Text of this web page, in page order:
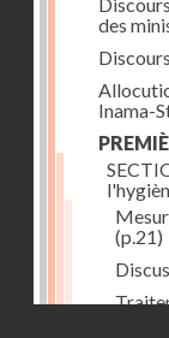
des
Inama-
(p.21)